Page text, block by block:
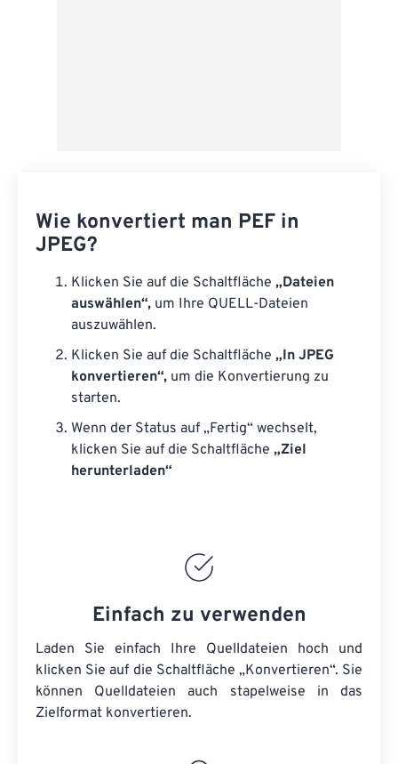
Wie konvertiert man PEF in
JPEG?
Klicken Sie auf die Schaltfläche „Dateien
auswählen“, um Ihre QUELL-Dateien
auszuwählen.
Klicken Sie auf die Schaltfläche „In JPEG
konvertieren“, um die Konvertierung zu
starten.
Wenn der Status auf „Fertig“ wechselt,
klicken Sie auf die Schaltfläche „Ziel
herunterladen“
Einfach zu verwenden
Laden Sie einfach Ihre Quelldateien hoch und
klicken Sie auf die Schaltfläche „Konvertieren“. Sie
können Quelldateien auch stapelweise in das
Zielformat konvertieren.